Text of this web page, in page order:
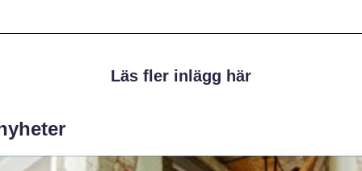
Läs fler inlägg här